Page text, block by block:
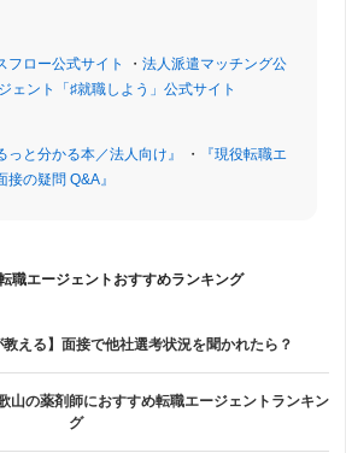
フロー公式サイト ・ 法人派遣マッチング公
ェント「♯就職しよう」公式サイト
っと分かる本／法人向け』 ・
『現役転職エ
の疑問 Q&A』
職エージェントおすすめランキング
教える】面接で他社選考状況を聞かれたら？
山の薬剤師におすすめ転職エージェントランキン
グ